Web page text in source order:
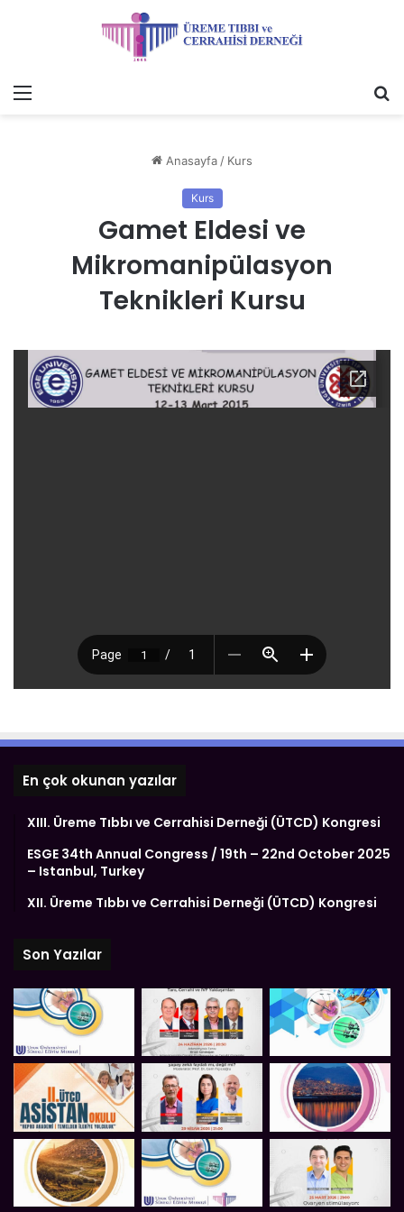
Menü
Anasayfa/ Kurs
Kurs
Gamet Eldesi ve
Mikromanipülasyon
Teknikleri Kursu
En çok okunan yazılar
XIII. Üreme Tıbbı ve Cerrahisi Derneği (ÜTCD) Kongresi
ESGE 34th Annual Congress / 19th – 22nd October 2025
– Istanbul, Turkey
XII. Üreme Tıbbı ve Cerrahisi Derneği (ÜTCD) Kongresi
Son Yazılar